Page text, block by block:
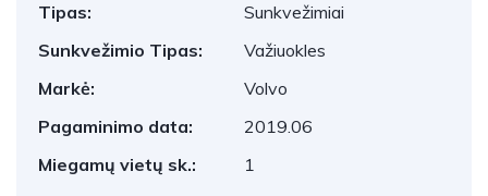
Tipas:
Sunkvežimiai
Sunkvežimio Tipas:
Važiuokles
Markė:
Volvo
Pagaminimo data:
2019.06
Miegamų vietų sk.:
1